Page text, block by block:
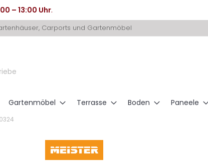
– 13:00 Uhr.
Carports und Gartenmöbel
Gartenmöbel Terrasse Boden Paneele